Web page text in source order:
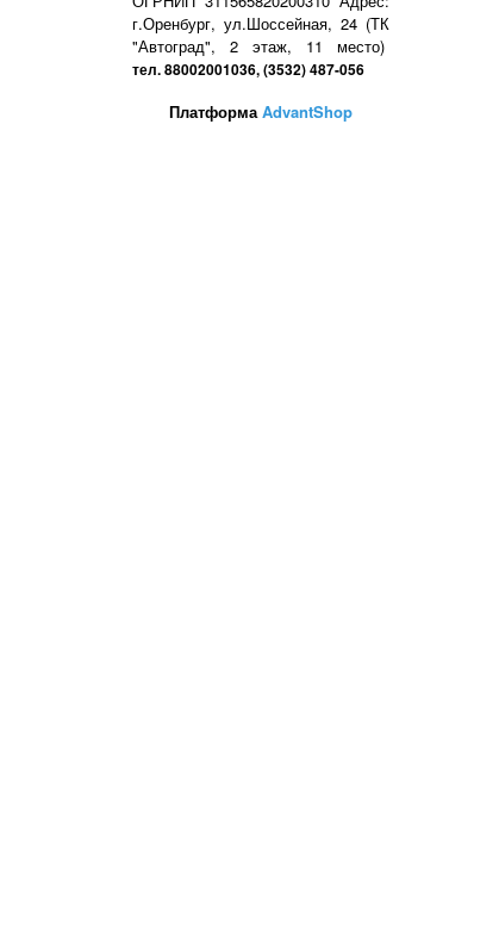
г.Оренбург, ул.Шоссейная, 24 (ТК
"Автоград", 2 этаж, 11 место)
тел. 88002001036, (3532) 487-056
ПлатформаAdvantShop